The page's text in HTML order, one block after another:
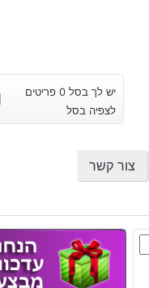
יש לך בסל 0 פריטים
לצפיה בסל
צור קשר